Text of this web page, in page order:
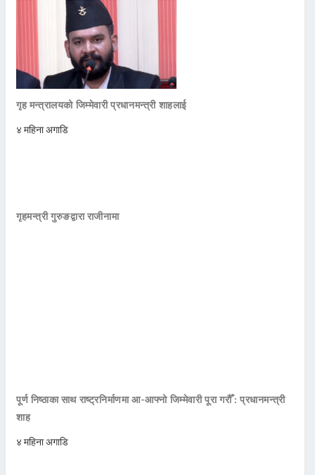
गृह मन्त्रालयको जिम्मेवारी प्रधानमन्त्री शाहलाई
४ महिना अगाडि
गृहमन्त्री गुरुङद्वारा राजीनामा
पूर्ण निष्ठाका साथ राष्ट्रनिर्माणमा आ-आफ्नो जिम्मेवारी पूरा गरौँ : प्रधानमन्त्री
शाह
४ महिना अगाडि